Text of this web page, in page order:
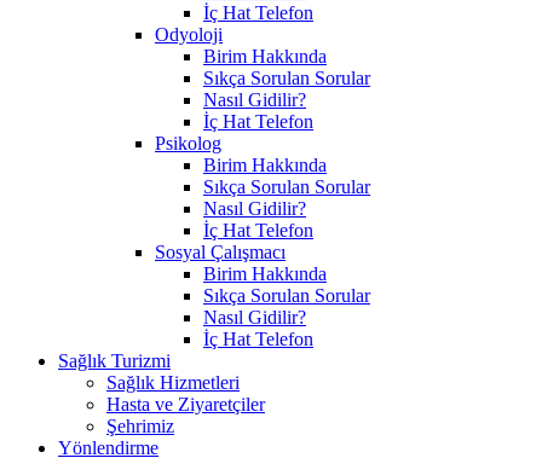
İç Hat Telefon
Odyoloji
Birim Hakkında
Sıkça Sorulan Sorular
Nasıl Gidilir?
İç Hat Telefon
Psikolog
Birim Hakkında
Sıkça Sorulan Sorular
Nasıl Gidilir?
İç Hat Telefon
Sosyal Çalışmacı
Birim Hakkında
Sıkça Sorulan Sorular
Nasıl Gidilir?
İç Hat Telefon
Sağlık Turizmi
Sağlık Hizmetleri
Hasta ve Ziyaretçiler
Şehrimiz
Yönlendirme